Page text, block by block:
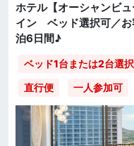
ホテル【オーシャンビ
イン ベッド選択可／お
泊6日間♪
ベッド1台または2台選
直行便
一人参加可